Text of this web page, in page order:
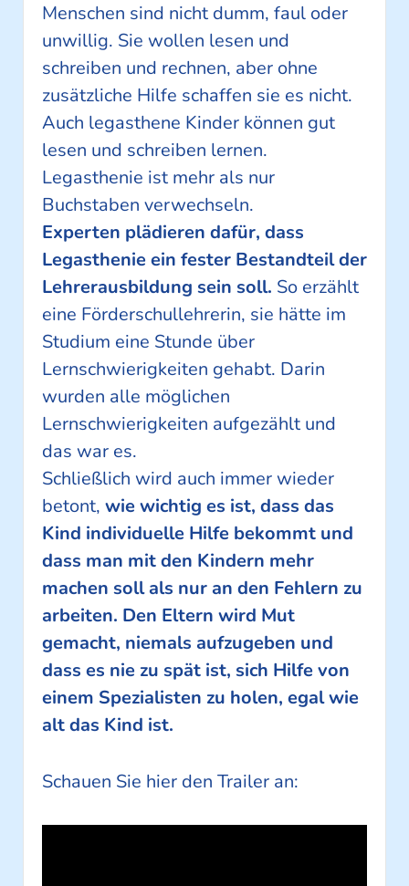
Menschen sind nicht dumm, faul oder
unwillig. Sie wollen lesen und
schreiben und rechnen, aber ohne
zusätzliche Hilfe schaffen sie es nicht.
Auch legasthene Kinder können gut
lesen und schreiben lernen.
Legasthenie ist mehr als nur
Buchstaben verwechseln.
Experten plädieren dafür, dass
Legasthenie ein fester Bestandteil der
Lehrerausbildung sein soll. So erzählt
eine Förderschullehrerin, sie hätte im
Studium eine Stunde über
Lernschwierigkeiten gehabt. Darin
wurden alle möglichen
Lernschwierigkeiten aufgezählt und
das war es.
Schließlich wird auch immer wieder
betont, wie wichtig es ist, dass das
Kind individuelle Hilfe bekommt und
dass man mit den Kindern mehr
machen soll als nur an den Fehlern zu
arbeiten. Den Eltern wird Mut
gemacht, niemals aufzugeben und
dass es nie zu spät ist, sich Hilfe von
einem Spezialisten zu holen, egal wie
alt das Kind ist.
Schauen Sie hier den Trailer an: